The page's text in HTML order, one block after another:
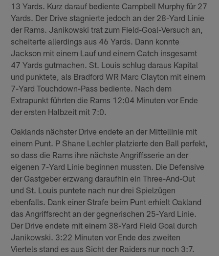
13 Yards. Kurz darauf bediente Campbell Murphy für 27
Yards. Der Drive stagnierte jedoch an der 28-Yard Linie
der Rams. Janikowski trat zum Field-Goal-Versuch an,
scheiterte allerdings aus 46 Yards. Dann konnte
Jackson mit einem Lauf und einem Catch insgesamt
47 Yards gutmachen. St. Louis schlug daraus Kapital
und punktete, als Bradford WR Marc Clayton mit einem
7-Yard Touchdown-Pass bediente. Nach dem
Extrapunkt führten die Rams 12:04 Minuten vor Ende
der ersten Halbzeit mit 7:0.
Oaklands nächster Drive endete an der Mittellinie mit
einem Punt. P Shane Lechler platzierte den Ball perfekt,
so dass die Rams ihre nächste Angriffsserie an der
eigenen 7-Yard Linie beginnen mussten. Die Defensive
der Gastgeber erzwang daraufhin ein Three-And-Out
und St. Louis puntete nach nur drei Spielzügen
ebenfalls. Dank einer Strafe beim Punt erhielt Oakland
das Angriffsrecht an der gegnerischen 25-Yard Linie.
Der Drive endete mit einem 38-Yard Field Goal durch
Janikowski. 3:22 Minuten vor Ende des zweiten
Viertels stand es aus Sicht der Raiders nur noch 3:7.